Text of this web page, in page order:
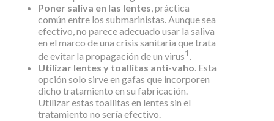
Poner saliva en las lentes, práctica
común entre los submarinistas. Aunque sea
efectivo, no parece adecuado usar la saliva
en el marco de una crisis sanitaria que trata
de evitar la propagación de un virus1 .
Utilizar lentes y toallitas anti-vaho. Esta
opción solo sirve en gafas que incorporen
dicho tratamiento en su fabricación.
Utilizar estas toallitas en lentes sin el
tratamiento no sería efectivo.